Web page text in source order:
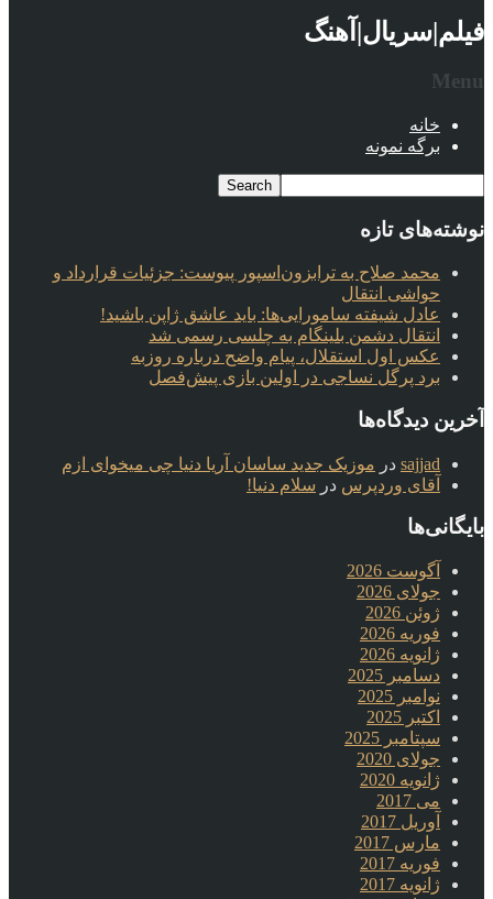
فیلم|سریال|آهنگ
Menu
خانه
برگه نمونه
نوشته‌های تازه
محمد صلاح به ترابزون‌اسپور پیوست: جزئیات قرارداد و
حواشی انتقال
عادل شیفته سامورایی‌ها: باید عاشق ژاپن باشید!
انتقال دشمن بلینگام به چلسی رسمی شد
عکس اول استقلال، پیام واضح درباره روزبه
برد پرگل نساجی در اولین بازی پیش‌فصل
آخرین دیدگاه‌ها
sajjad در موزیک جدید ساسان آریا دنیا چی میخوای ازم
آقای وردپرس در سلام دنیا!
بایگانی‌ها
آگوست 2026
جولای 2026
ژوئن 2026
فوریه 2026
ژانویه 2026
دسامبر 2025
نوامبر 2025
اکتبر 2025
سپتامبر 2025
جولای 2020
ژانویه 2020
می 2017
آوریل 2017
مارس 2017
فوریه 2017
ژانویه 2017